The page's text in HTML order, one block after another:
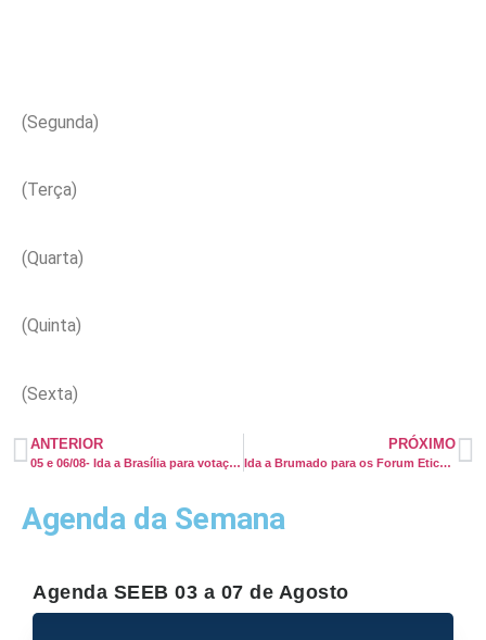
(Segunda)
(Terça)
(Quarta)
(Quinta)
(Sexta)
ANTERIOR
05 e 06/08- Ida a Brasília para votação das 30horas
PRÓXIMO
Ida a Brumado para os Forum Eticos juntamente com o Coren
Agenda da Semana
Agenda SEEB 03 a 07 de Agosto